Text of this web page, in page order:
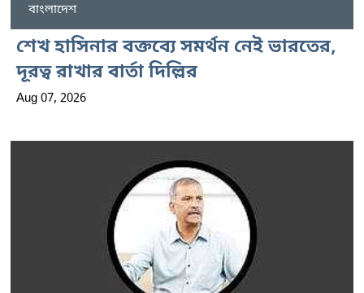
বাংলাদেশ
শেখ হাসিনার বক্তব্যে সমর্থন নেই ভারতের,
দূরত্ব রাখার বার্তা দিল্লির
Aug 07, 2026